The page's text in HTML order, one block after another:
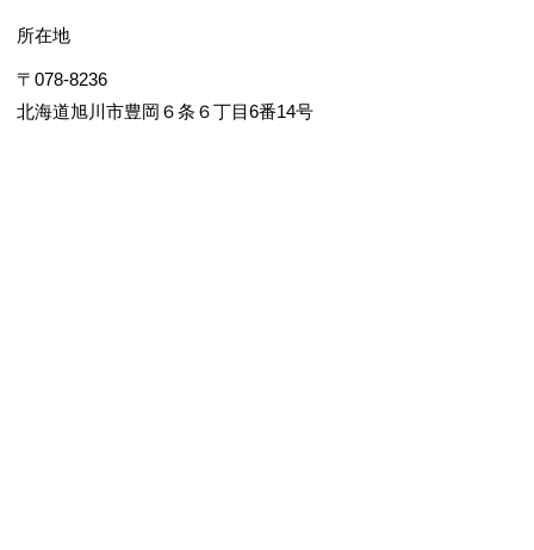
所在地
〒078-8236
北海道旭川市豊岡６条６丁目6番14号